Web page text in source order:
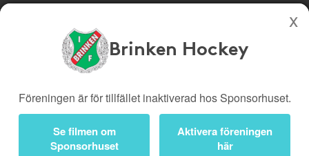
Köp genom denna sida stöttar Brinken Hockey
Presentkort
Kampanjer
Bli medlem
Logga in
Brinken Hockey
Föreningen är för tillfället inaktiverad hos Sponsorhuset.
Se filmen om
Sponsorhuset
Aktivera föreningen
här